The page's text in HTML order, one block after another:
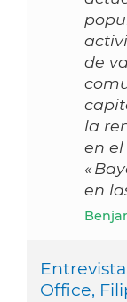
de
la
en
«
en
Office,